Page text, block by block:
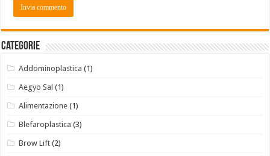
Categorie
Addominoplastica (1)
Aegyo Sal (1)
Alimentazione (1)
Blefaroplastica (3)
Brow Lift (2)